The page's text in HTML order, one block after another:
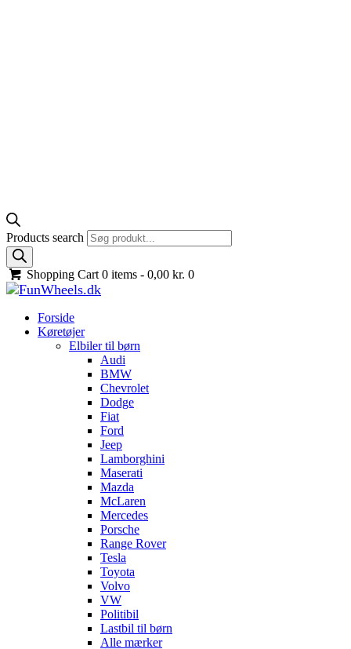
Products search
Shopping Cart 0 items -0,00kr. 0
Forside
Køretøjer
Elbiler til børn
Audi
BMW
Chevrolet
Dodge
Fiat
Ford
Jeep
Lamborghini
Maserati
Mazda
McLaren
Mercedes
Porsche
Range Rover
Tesla
Toyota
Volvo
VW
Politibil
Lastbil til børn
Alle mærker